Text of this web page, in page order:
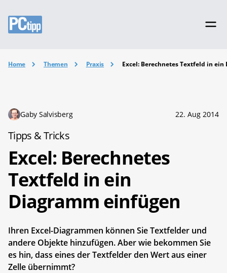
Home Themen Praxis Excel: Berechnetes Textfeld in
Gaby Salvisberg 22. Aug 2014
Tipps & Tricks
Excel: Berechnetes
Textfeld in ein
Diagramm einfügen
Ihren Excel-Diagrammen können Sie Textfelder und
andere Objekte hinzufügen. Aber wie bekommen Sie
es hin, dass eines der Textfelder den Wert aus einer
Zelle übernimmt?